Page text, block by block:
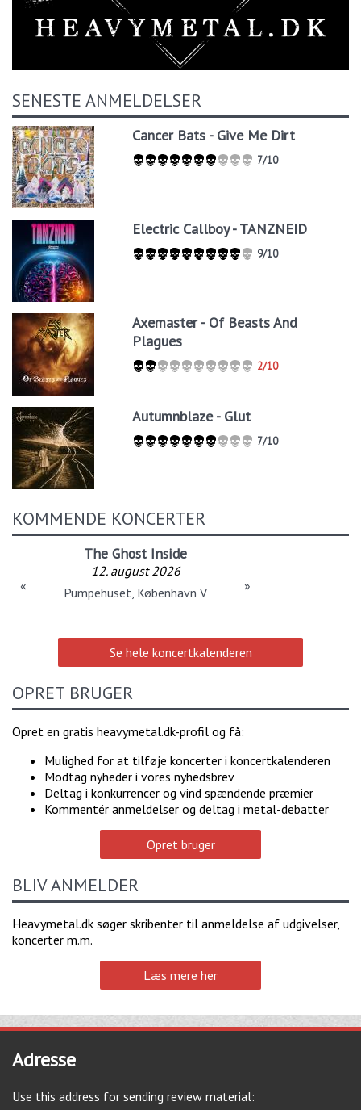
SENESTE ANMELDELSER
Cancer Bats - Give Me Dirt
7/10
Electric Callboy - TANZNEID
9/10
Axemaster - Of Beasts And
Plagues
2/10
Autumnblaze - Glut
7/10
KOMMENDE KONCERTER
The Ghost Inside
12. august 2026
Pumpehuset, København V
« »
Se hele koncertkalenderen
OPRET BRUGER
Opret en gratis heavymetal.dk-profil og få:
Mulighed for at tilføje koncerter i koncertkalenderen
Modtag nyheder i vores nyhedsbrev
Deltag i konkurrencer og vind spændende præmier
Kommentér anmeldelser og deltag i metal-debatter
Opret bruger
BLIV ANMELDER
Heavymetal.dk søger skribenter til anmeldelse af udgivelser,
koncerter m.m.
Læs mere her
Adresse
Use this address for sending review material: